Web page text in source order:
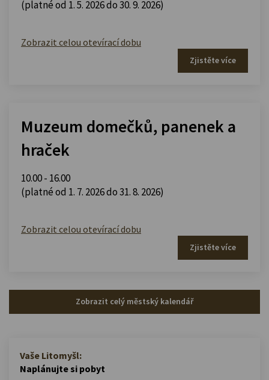
(platné od 1. 5. 2026 do 30. 9. 2026)
Zobrazit celou otevírací dobu
Zjistěte více
Muzeum domečků, panenek a
hraček
10.00 - 16.00
(platné od 1. 7. 2026 do 31. 8. 2026)
Zobrazit celou otevírací dobu
Zjistěte více
Zobrazit celý městský kalendář
Vaše Litomyšl:
Naplánujte si pobyt